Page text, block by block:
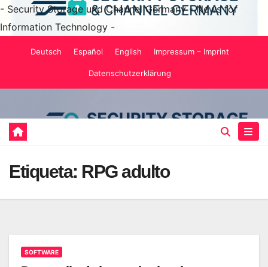
- Security Storage und Channel Germany - News for
Information Technology -
Deutsch Español English Impressum – Imprint
Datenschutzerklärung
Etiqueta: RPG adulto
SOFTWARE